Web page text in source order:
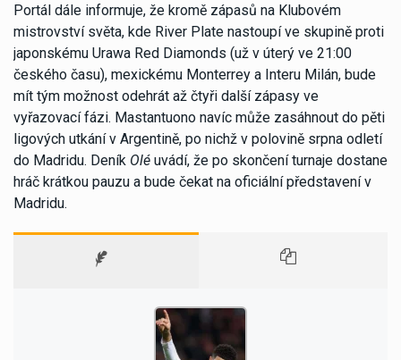
Portál dále informuje, že kromě zápasů na Klubovém
mistrovství světa, kde River Plate nastoupí ve skupině proti
japonskému Urawa Red Diamonds (už v úterý ve 21:00
českého času), mexickému Monterrey a Interu Milán, bude
mít tým možnost odehrát až čtyři další zápasy ve
vyřazovací fázi. Mastantuono navíc může zasáhnout do pěti
ligových utkání v Argentině, po nichž v polovině srpna odletí
do Madridu. Deník Olé uvádí, že po skončení turnaje dostane
hráč krátkou pauzu a bude čekat na oficiální představení v
Madridu.